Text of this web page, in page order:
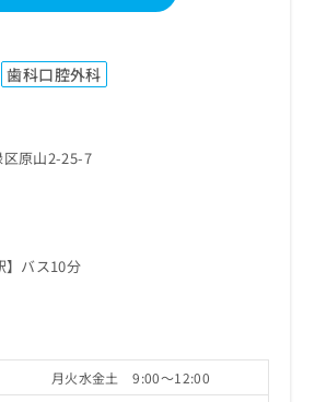
歯科口腔外科
原山2-25-7
】バス10分
月火水金土 9:00～12:00